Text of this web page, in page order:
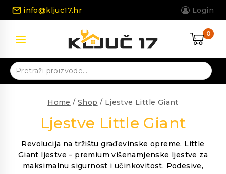
Skip
info@kljuc17.hr Login
0
Pretraži:
Home / Shop / Ljestve Little Giant
Ljestve Little Giant
Revolucija na tržištu građevinske opreme. Little
Giant ljestve – premium višenamjenske ljestve za
maksimalnu sigurnost i učinkovitost. Podesive,